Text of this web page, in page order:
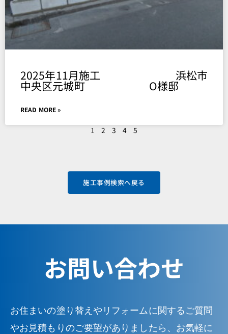
2025年11月施工 浜松市
中央区元城町 O様邸
READ MORE »
1 2 3 4 5
施工事例検索へ戻る
お問い合わせ
お住まいの塗り替えやリフォームに関するご質問
やお見積もりのご要望がありましたら、お気軽に